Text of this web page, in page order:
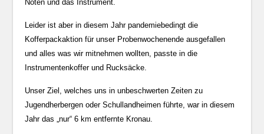
Noten und das Instrument.
Leider ist aber in diesem Jahr pandemiebedingt die
Kofferpackaktion für unser Probenwochenende ausgefallen
und alles was wir mitnehmen wollten, passte in die
Instrumentenkoffer und Rucksäcke.
Unser Ziel, welches uns in unbeschwerten Zeiten zu
Jugendherbergen oder Schullandheimen führte, war in diesem
Jahr das „nur“ 6 km entfernte Kronau.